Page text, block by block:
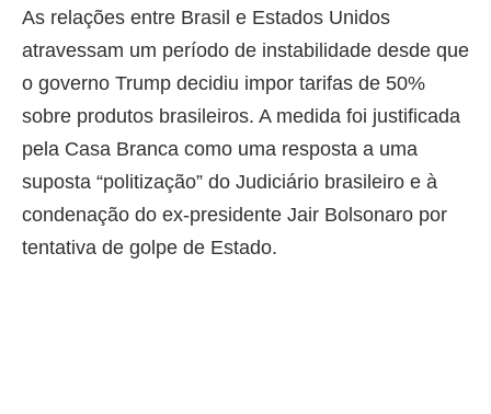
As relações entre Brasil e Estados Unidos
atravessam um período de instabilidade desde que
o governo Trump decidiu impor tarifas de 50%
sobre produtos brasileiros. A medida foi justificada
pela Casa Branca como uma resposta a uma
suposta “politização” do Judiciário brasileiro e à
condenação do ex-presidente Jair Bolsonaro por
tentativa de golpe de Estado.